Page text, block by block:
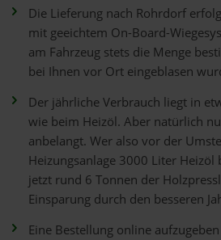
Die Lieferung nach Rohrdorf
mit geeichtem On-Board-
am Fahrzeug stets die Menge
bei Ihnen vor Ort eingeblasen
Der jährliche Verbrauch liegt in
wie beim Heizöl. Aber natürlich
anbelangt. Wer also vor der
Heizungsanlage 3000 Liter
jetzt rund 6 Tonnen der
Einsparung durch den besseren
Eine Bestellung online